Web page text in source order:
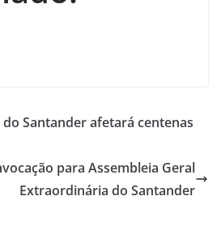
Santander afetará centenas
para Assembleia Geral
Extraordinária do Santander